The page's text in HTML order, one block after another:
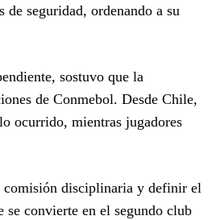
seguridad, ordenando a su
sostuvo que la
de Conmebol. Desde Chile,
ocurrido, mientras jugadores
comisión disciplinaria y definir el
convierte en el segundo club